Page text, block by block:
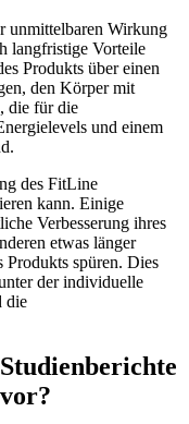
unmittelbaren Wirkung
langfristige Vorteile
Produkts über einen
den Körper mit
die für die
und einem
des FitLine
kann. Einige
Verbesserung ihres
etwas länger
Produkts spüren. Dies
der individuelle
die